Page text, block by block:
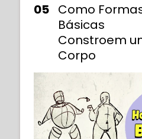
05 Como
Básicas
Constroem
Corpo